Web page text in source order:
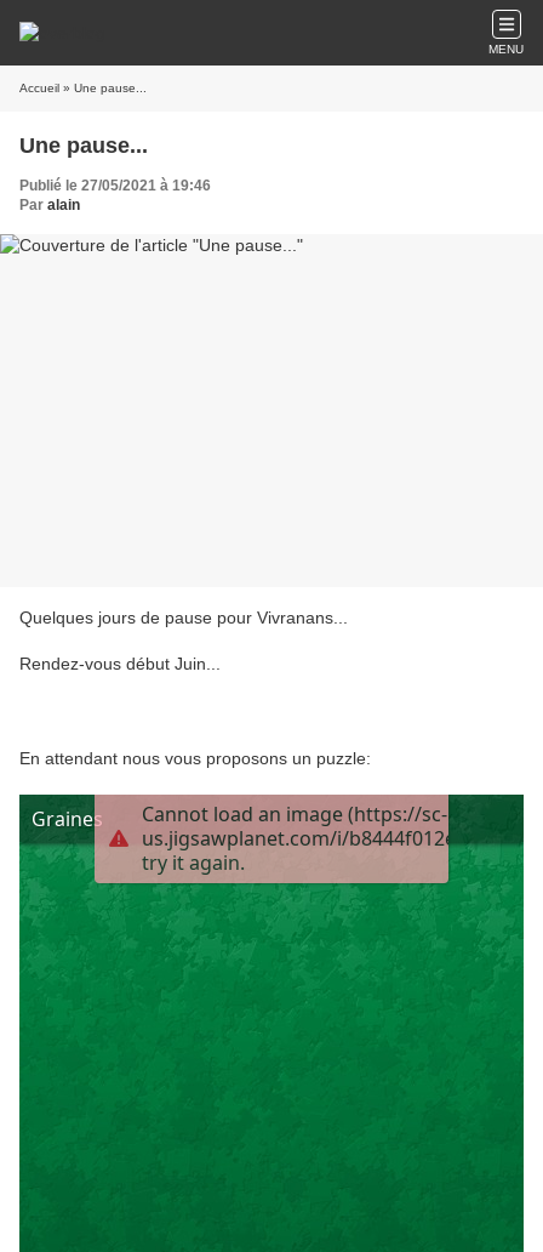
MENU
Accueil » Une pause...
Une pause...
Publié le 27/05/2021 à 19:46
Par alain
Quelques jours de pause pour Vivranans...
Rendez-vous début Juin...
En attendant nous vous proposons un puzzle: